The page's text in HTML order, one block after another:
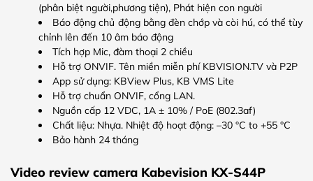
(phân biệt người,phương tiện), Phát hiện con người
Báo động chủ động bằng đèn chớp và còi hú, có thể tùy
chỉnh lên đến 10 âm báo động
Tích hợp Mic, đàm thoại 2 chiều
Hỗ trợ ONVIF. Tên miền miễn phí KBVISION.TV và P2P
App sử dụng: KBView Plus, KB VMS Lite
Hỗ trợ chuẩn ONVIF, cổng LAN.
Nguồn cấp 12 VDC, 1A ± 10% / PoE (802.3af)
Chất liệu: Nhựa. Nhiệt độ hoạt động: –30 °C to +55 °C
Bảo hành 24 tháng
Video review camera Kabevision KX-S44P